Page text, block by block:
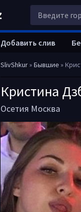
SlivShkur» Бывшие »
Кристина
Осетия Москва
Добавить слив